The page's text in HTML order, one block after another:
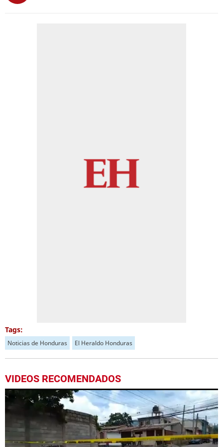
Tags:
Noticias de Honduras El Heraldo Honduras
VIDEOS RECOMENDADOS